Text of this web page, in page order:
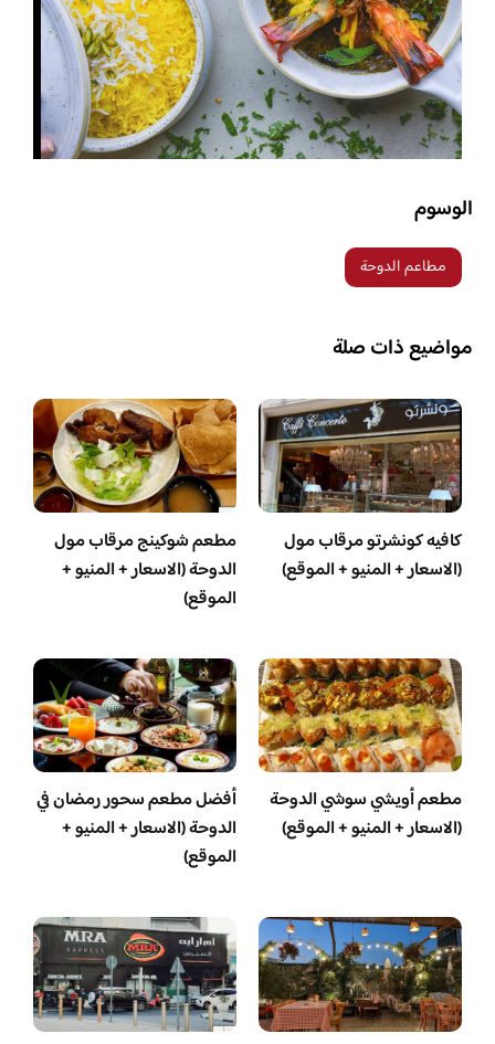
الوسوم
مطاعم الدوحة
مواضيع ذات صلة
كافيه كونشرتو مرقاب مول
(الاسعار + المنيو + الموقع)
مطعم شوكينج مرقاب مول
الدوحة (الاسعار + المنيو +
الموقع)
مطعم أويشي سوشي الدوحة
(الاسعار + المنيو + الموقع)
أفضل مطعم سحور رمضان في
الدوحة (الاسعار + المنيو +
الموقع)